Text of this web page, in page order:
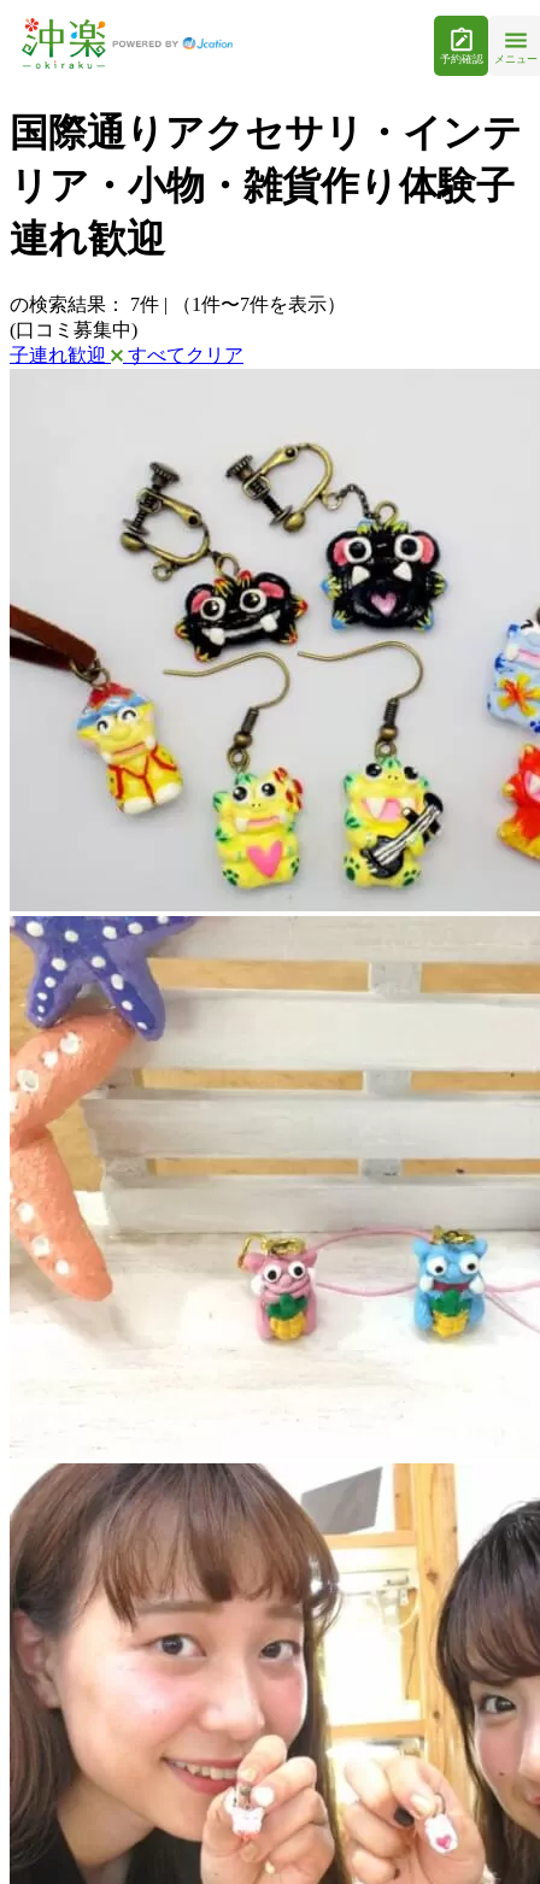
予約確認 メニュー
国際通りアクセサリ・インテ
リア・小物・雑貨作り体験子
連れ歓迎
の検索結果： 7件 |
（1件〜7件を表示）
(口コミ募集中)
子連れ歓迎
すべてクリア